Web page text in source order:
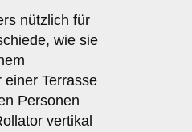
nützlich für
wie sie
einer Terrasse
Personen
vertikal